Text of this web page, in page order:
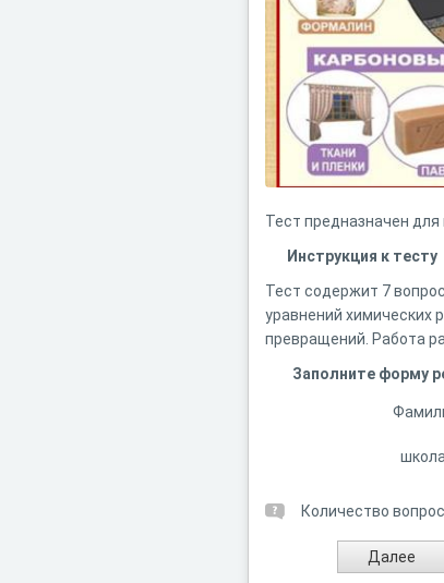
Тест предназначен
Инструкция к тесту
Тест содержит 7
уравнений химических
превращений. Работа
Заполните форму
Количество